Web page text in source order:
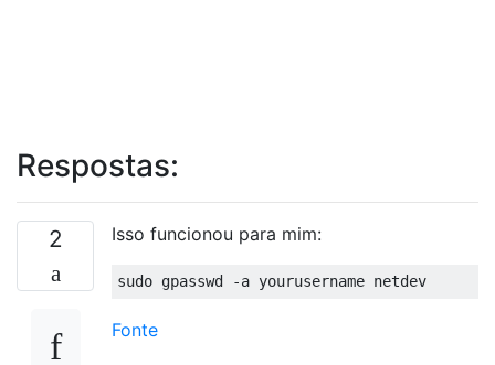
Respostas:
2 Isso funcionou para mim:
Fonte